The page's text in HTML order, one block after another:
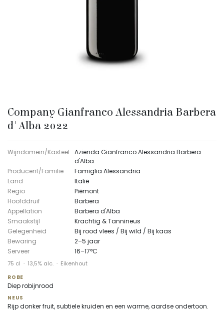
Company Gianfranco Alessandria Barbera
d'Alba 2022
Wijndomein/Kasteel
Azienda Gianfranco Alessandria Barbera
d'Alba
Producent/Familie
Famiglia Alessandria
Land
Italië
Regio
Piëmont
Hoofddruif
Barbera
Appellation
Barbera d'Alba
Smaakstijl
Krachtig & Tannineus
Gelegenheid
Bij rood vlees / Bij wild / Bij kaas
Bewaring
2–5 jaar
Serveer
16–17°C
75 cl · 13,5% alc. · Eikenhout
ROBE
Diep robijnrood
NEUS
Rijp donker fruit, subtiele kruiden en een warme, aardse ondertoon.